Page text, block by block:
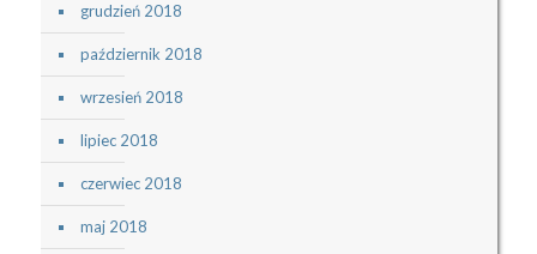
grudzień 2018
październik 2018
wrzesień 2018
lipiec 2018
czerwiec 2018
maj 2018